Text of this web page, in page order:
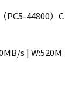
PC5-44800）C
s | W:520M